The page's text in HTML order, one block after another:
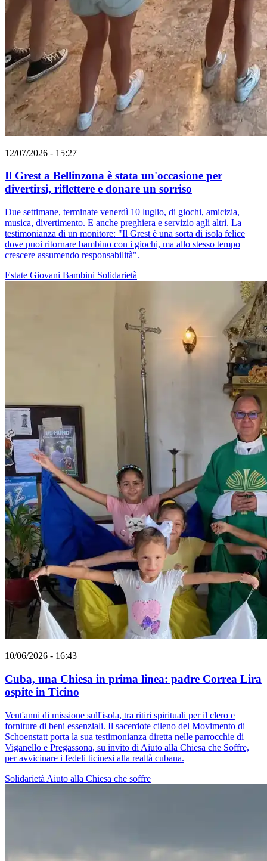
12/07/2026 - 15:27
Il Grest a Bellinzona è stata un'occasione per
divertirsi, riflettere e donare un sorriso
Due settimane, terminate venerdì 10 luglio, di giochi, amicizia,
musica, divertimento. E anche preghiera e servizio agli altri. La
testimonianza di un monitore: "Il Grest è una sorta di isola felice
dove puoi ritornare bambino con i giochi, ma allo stesso tempo
crescere assumendo responsabilità".
Estate Giovani Bambini Solidarietà
10/06/2026 - 16:43
Cuba, una Chiesa in prima linea: padre Correa Lira
ospite in Ticino
Vent'anni di missione sull'isola, tra ritiri spirituali per il clero e
forniture di beni essenziali. Il sacerdote cileno del Movimento di
Schoenstatt porta la sua testimonianza diretta nelle parrocchie di
Viganello e Pregassona, su invito di Aiuto alla Chiesa che Soffre,
per avvicinare i fedeli ticinesi alla realtà cubana.
Solidarietà Aiuto alla Chiesa che soffre